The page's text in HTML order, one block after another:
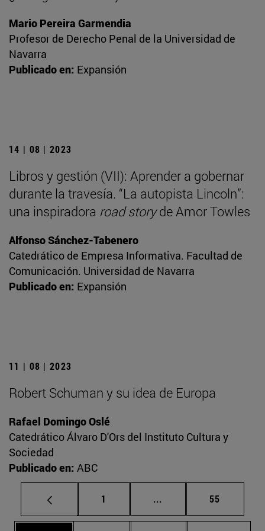
Mario Pereira Garmendia
Profesor de Derecho Penal de la Universidad de
Navarra
Publicado en: Expansión
14 | 08 | 2023
Libros y gestión (VII): Aprender a gobernar
durante la travesía. “La autopista Lincoln”:
una inspiradora road storyde Amor Towles
Alfonso Sánchez-Tabenero
Catedrático de Empresa Informativa. Facultad de
Comunicación. Universidad de Navarra
Publicado en: Expansión
11 | 08 | 2023
Robert Schuman y su idea de Europa
Rafael Domingo Oslé
Catedrático Álvaro D'Ors del Instituto Cultura y
Sociedad
Publicado en: ABC
Página
1 ... Páginas intermedias
Página
55